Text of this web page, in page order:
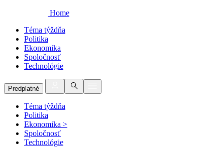
Home
Téma týždňa
Politika
Ekonomika
Spoločnosť
Technológie
Predplatné
Téma týždňa
Politika
Ekonomika >
Spoločnosť
Technológie